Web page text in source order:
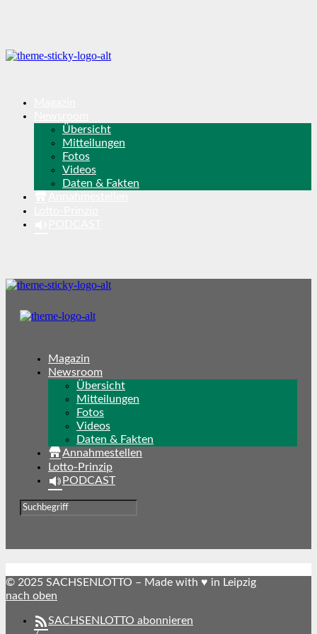
Übersicht
Mitteilungen
Fotos
Videos
Daten & Fakten
Magazin
Newsroom
Übersicht
Mitteilungen
Fotos
Videos
Daten & Fakten
Annahmestellen
Lotto-Prinzip
PODCAST
© 2025 SACHSENLOTTO – Made with ♥ in Leipzig
nach oben
SACHSENLOTTO abonnieren